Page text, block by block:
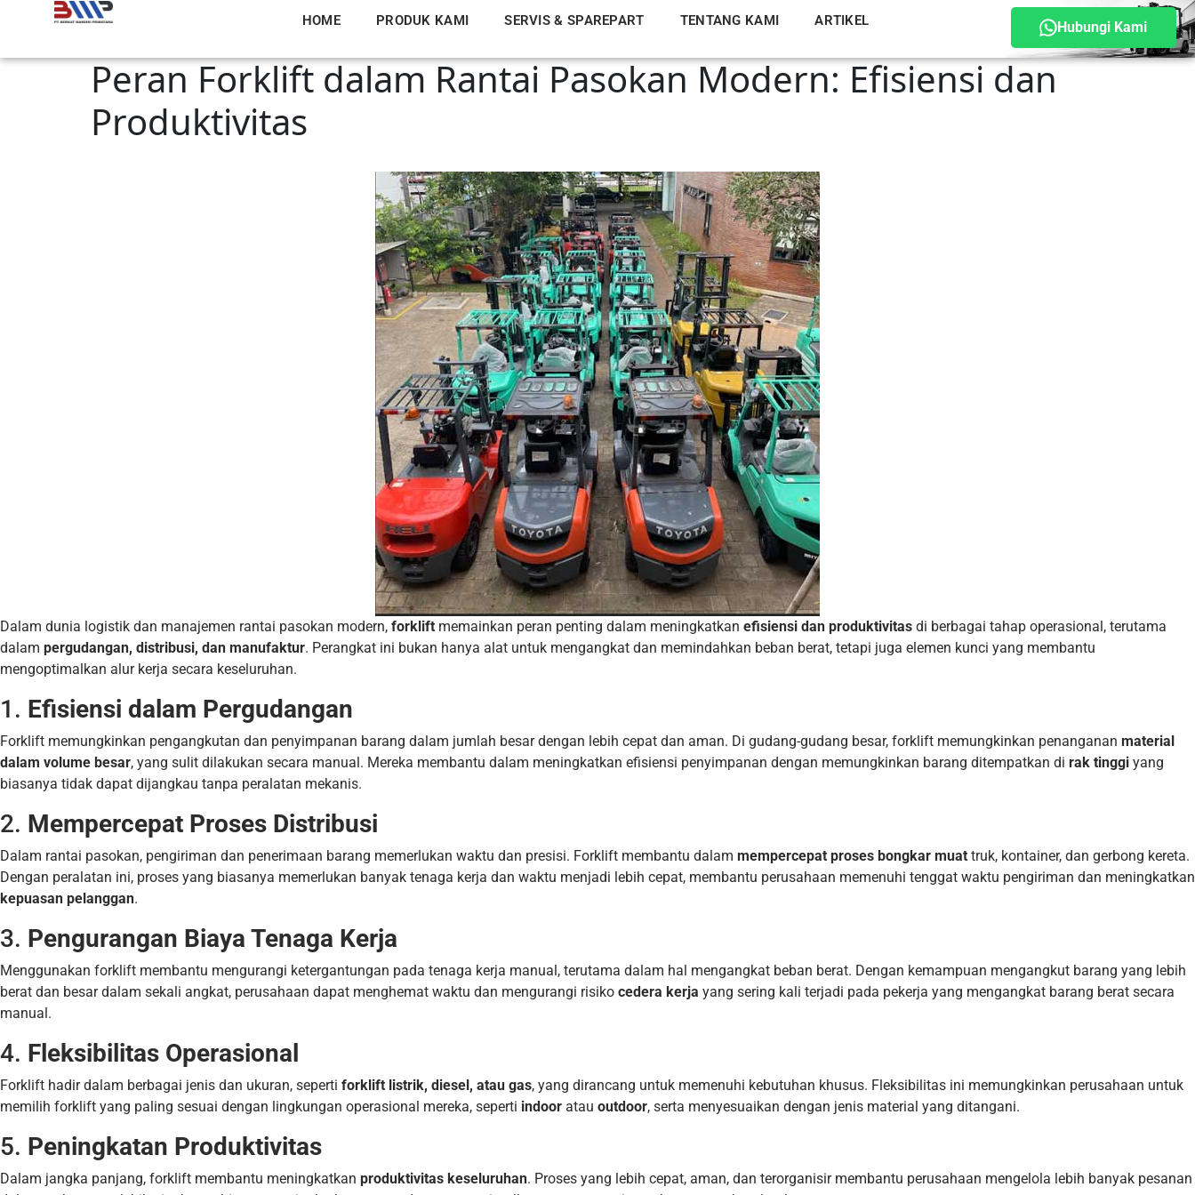
HOME PRODUK KAMI SERVIS & SPAREPART TENTANG KAMI ARTIKEL Hubungi Kami
Peran Forklift dalam Rantai Pasokan Modern: Efisiensi dan
Produktivitas
Dalam dunia logistik dan manajemen rantai pasokan modern, forklift memainkan peran penting dalam meningkatkan efisiensi dan produktivitas di berbagai tahap operasional, terutama
dalam pergudangan, distribusi, dan manufaktur. Perangkat ini bukan hanya alat untuk mengangkat dan memindahkan beban berat, tetapi juga elemen kunci yang membantu
mengoptimalkan alur kerja secara keseluruhan.
1. Efisiensi dalam Pergudangan
Forklift memungkinkan pengangkutan dan penyimpanan barang dalam jumlah besar dengan lebih cepat dan aman. Di gudang-gudang besar, forklift memungkinkan penanganan material
dalam volume besar, yang sulit dilakukan secara manual. Mereka membantu dalam meningkatkan efisiensi penyimpanan dengan memungkinkan barang ditempatkan di rak tinggi yang
biasanya tidak dapat dijangkau tanpa peralatan mekanis.
2. Mempercepat Proses Distribusi
Dalam rantai pasokan, pengiriman dan penerimaan barang memerlukan waktu dan presisi. Forklift membantu dalam mempercepat proses bongkar muat truk, kontainer, dan gerbong kereta.
Dengan peralatan ini, proses yang biasanya memerlukan banyak tenaga kerja dan waktu menjadi lebih cepat, membantu perusahaan memenuhi tenggat waktu pengiriman dan meningkatkan
kepuasan pelanggan.
3. Pengurangan Biaya Tenaga Kerja
Menggunakan forklift membantu mengurangi ketergantungan pada tenaga kerja manual, terutama dalam hal mengangkat beban berat. Dengan kemampuan mengangkut barang yang lebih
berat dan besar dalam sekali angkat, perusahaan dapat menghemat waktu dan mengurangi risiko cedera kerja yang sering kali terjadi pada pekerja yang mengangkat barang berat secara
manual.
4. Fleksibilitas Operasional
Forklift hadir dalam berbagai jenis dan ukuran, seperti forklift listrik, diesel, atau gas, yang dirancang untuk memenuhi kebutuhan khusus. Fleksibilitas ini memungkinkan perusahaan untuk
memilih forklift yang paling sesuai dengan lingkungan operasional mereka, seperti indoor atau outdoor, serta menyesuaikan dengan jenis material yang ditangani.
5. Peningkatan Produktivitas
Dalam jangka panjang, forklift membantu meningkatkan produktivitas keseluruhan. Proses yang lebih cepat, aman, dan terorganisir membantu perusahaan mengelola lebih banyak pesanan